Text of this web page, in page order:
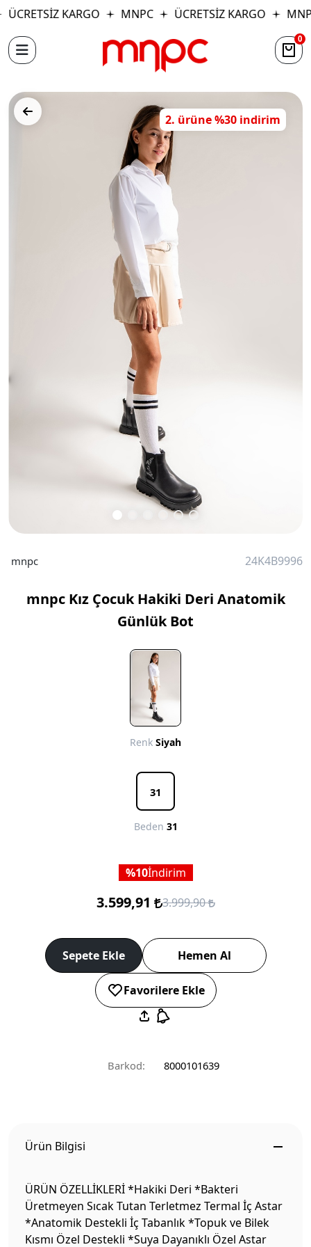
ÜCRETSİZ KARGO MNPC ÜCRETSİZ KARGO
0
2. ürüne %30 indirim
mnpc 24K4B9996
mnpc Kız Çocuk Hakiki Deri Anatomik
Günlük Bot
Renk Siyah
31
Beden 31
10İndirim
3.599,91 3.999,90
Sepete Ekle Hemen Al
Favorilere Ekle
Barkod: 8000101639
Ürün Bilgisi
ÜRÜN ÖZELLİKLERİ *Hakiki Deri *Bakteri
Üretmeyen Sıcak Tutan Terletmez Termal İç Astar
*Anatomik Destekli İç Tabanlık *Topuk ve Bilek
Kısmı Özel Destekli *Suya Dayanıklı Özel Astar